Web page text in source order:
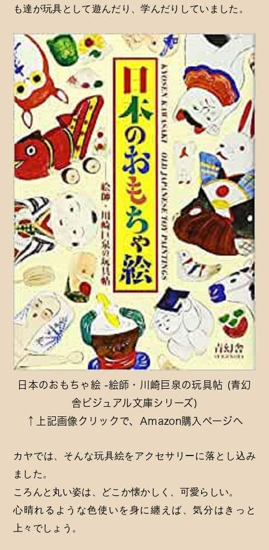
も達が玩具として遊んだり、学んだりしていました。
日本のおもちゃ絵 -絵師・川崎巨泉の玩具帖 (青幻
舎ビジュアル文庫シリーズ)
↑上記画像クリックで、Amazon購入ページへ​​​​
カヤでは、そんな玩具絵をアクセサリーに落とし込み
ました。
ころんと丸い姿は、どこか懐かしく、可愛らしい。
心晴れるような色使いを身に纏えば、気分はきっと
上々でしょう。